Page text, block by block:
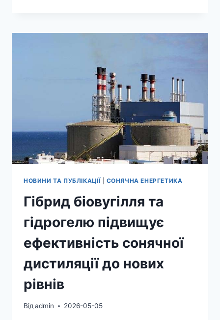
СОНЯЧНУ
УМОВАХ
НИЗЬКОГО
ОСВІТЛЕННЯ
ТЕМРЯВИ
НОВИНИ ТА ПУБЛІКАЦІЇ| СОНЯЧНА ЕНЕРГЕТИКА
Гібрид біовугілля та
гідрогелю підвищує
ефективність сонячної
дистиляції до нових
рівнів
Відadmin 2026-05-05